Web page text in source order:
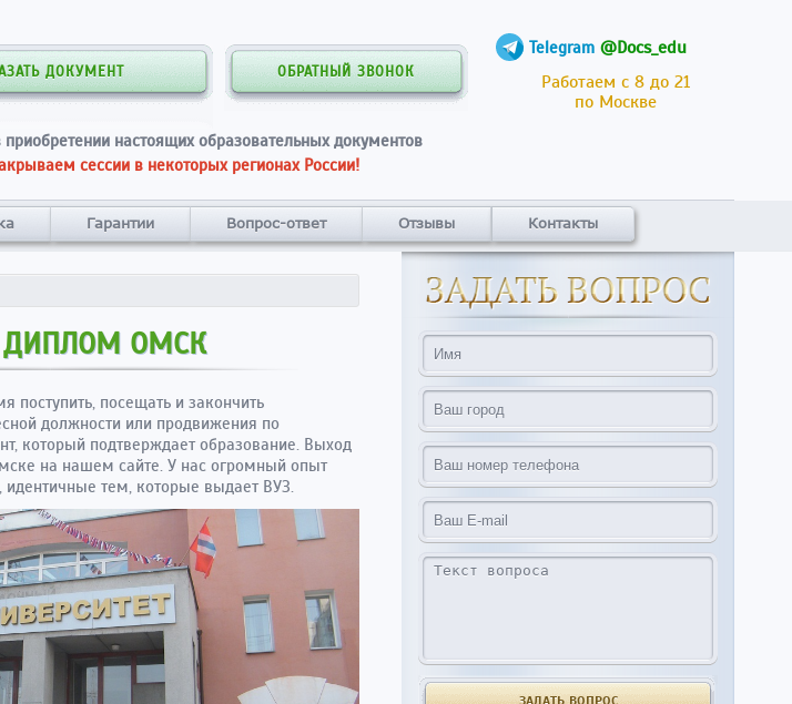
Telegram @Docs_edu
Работаем с 8 до 21
по Москве
ДОКУМЕНТ ОБРАТНЫЙ ЗВОНОК
настоящих образовательных документов
сессии в некоторых регионах России!
Гарантии Вопрос-ответ Отзывы Контакты
ДИПЛОМ ОМСК
поступить, посещать и закончить
должности или продвижения по
который подтверждает образование. Выход
на нашем сайте. У нас огромный опыт
идентичные тем, которые выдает ВУЗ.